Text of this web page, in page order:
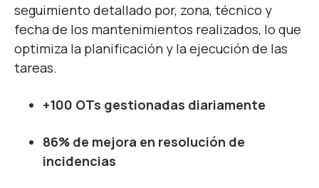
seguimiento detallado por, zona, técnico y
fecha de los mantenimientos realizados, lo que
optimiza la planificación y la ejecución de las
tareas.
+100 OTs gestionadas diariamente
86% de mejora en resolución de
incidencias